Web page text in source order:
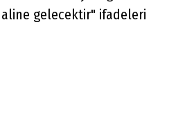
gelecektir" ifadeleri